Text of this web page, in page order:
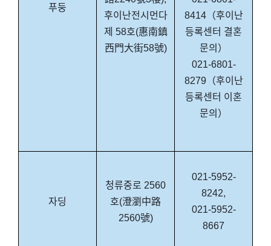
푸둥
후이난전시먼다
제 58호(惠南鎮
西門大街58號)
8414（후이난
등록센터 결혼
문의）
021-6801-
8279（후이난
등록센터 이혼
문의）
자딩
청류중로 2560
호(澄瀏中路
2560號)
021-5952-
8242,
021-5952-
8667